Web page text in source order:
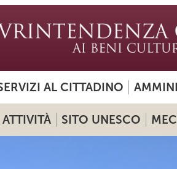
AL CITTADINO
ATTIVITÀ SITO UNESCO